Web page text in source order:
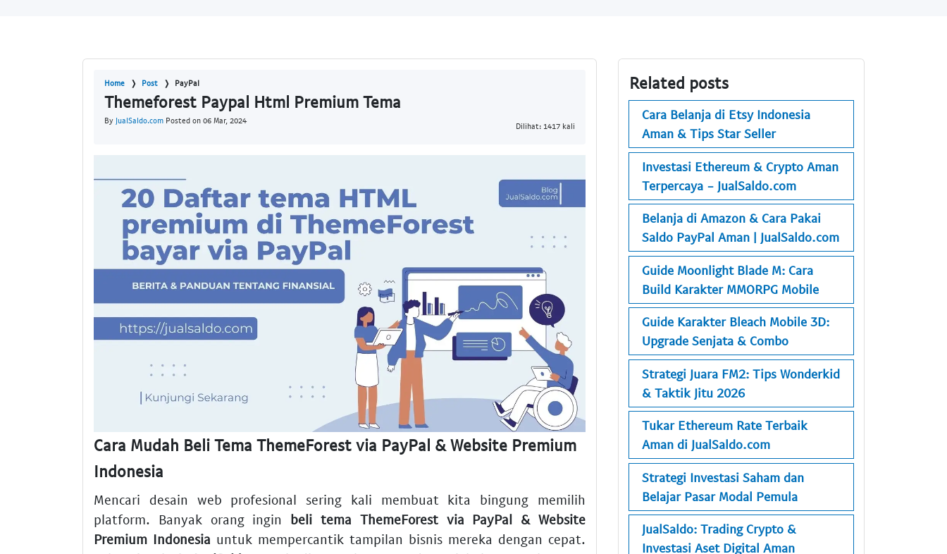
Home Post PayPal
Themeforest Paypal Html Premium Tema
By JualSaldo.com Posted on 06 Mar, 2024
Dilihat: 1417 kali
Cara Mudah Beli Tema ThemeForest via PayPal & Website Premium
Indonesia
Mencari desain web profesional sering kali membuat kita bingung memilih
platform. Banyak orang ingin beli tema ThemeForest via PayPal & Website
Premium Indonesia untuk mempercantik tampilan bisnis mereka dengan cepat.
Related posts
Cara Belanja di Etsy Indonesia
Aman & Tips Star Seller
Investasi Ethereum & Crypto Aman
Terpercaya - JualSaldo.com
Belanja di Amazon & Cara Pakai
Saldo PayPal Aman | JualSaldo.com
Guide Moonlight Blade M: Cara
Build Karakter MMORPG Mobile
Guide Karakter Bleach Mobile 3D:
Upgrade Senjata & Combo
Strategi Juara FM2: Tips Wonderkid
& Taktik Jitu 2026
Tukar Ethereum Rate Terbaik
Aman di JualSaldo.com
Strategi Investasi Saham dan
Belajar Pasar Modal Pemula
JualSaldo: Trading Crypto &
Investasi Aset Digital Aman